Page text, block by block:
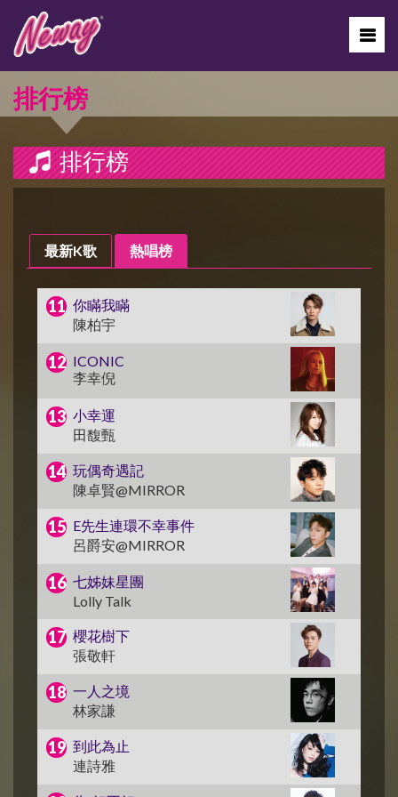
排行榜
排行榜
最新K歌 熱唱榜
你瞞我瞞
陳柏宇
ICONIC
李幸倪
小幸運
田馥甄
玩偶奇遇記
陳卓賢@MIRROR
E先生連環不幸事件
呂爵安@MIRROR
七姊妹星團
Lolly Talk
櫻花樹下
張敬軒
一人之境
林家謙
到此為止
連詩雅